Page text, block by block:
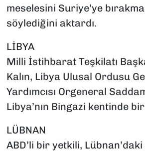
meselesini Suriye’ye
söylediğini aktardı.
LİBYA
Milli İstihbarat Teşkilatı
Kalın, Libya Ulusal Ordusu
Yardımcısı Orgeneral
Libya’nın Bingazi kentinde
LÜBNAN
ABD’li bir yetkili,